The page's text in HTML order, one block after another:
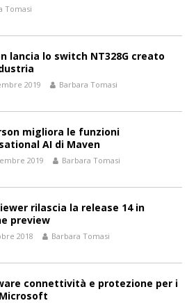
Tomasi
lancia lo switch NT328G creato
2019 Barbara Tomasi
migliora le funzioni
AI di Maven
2019 Barbara Tomasi
rilascia la release 14 in
preview
2018 Barbara Tomasi
connettività e protezione per i